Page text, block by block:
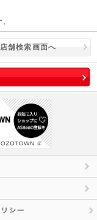
店舗検索画面へ